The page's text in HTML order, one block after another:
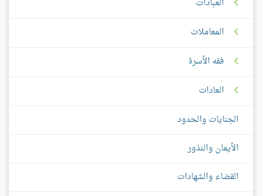
المعاملات
فقه الأسرة
العادات
الجنايات والحدود
الأيمان والنذور
القضاء والشهادات